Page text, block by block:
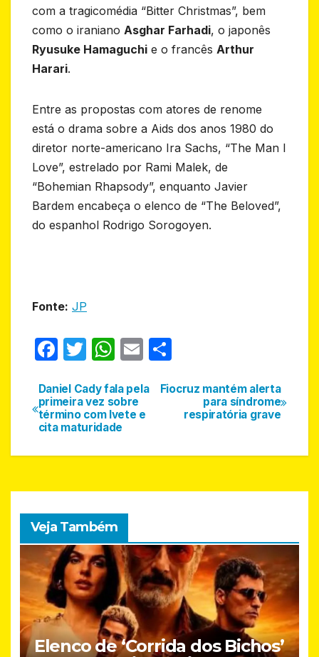
com a tragicomédia “Bitter Christmas”, bem
como o iraniano Asghar Farhadi, o japonês
Ryusuke Hamaguchi e o francês Arthur
Harari.
Entre as propostas com atores de renome
está o drama sobre a Aids dos anos 1980 do
diretor norte-americano Ira Sachs, “The Man I
Love”, estrelado por Rami Malek, de
“Bohemian Rhapsody”, enquanto Javier
Bardem encabeça o elenco de “The Beloved”,
do espanhol Rodrigo Sorogoyen.
Fonte: JP
F
c
e
b
o
o
k
T
itt
er
W
at
s
A
p
p
E
ail ar
e
Navegação
de
Post
Fiocruz mantém alerta
para síndrome
respiratória grave
Daniel Cady fala pela
primeira vez sobre
término com Ivete e
cita maturidade
Veja Também
Elenco de ‘Corrida dos Bichos’